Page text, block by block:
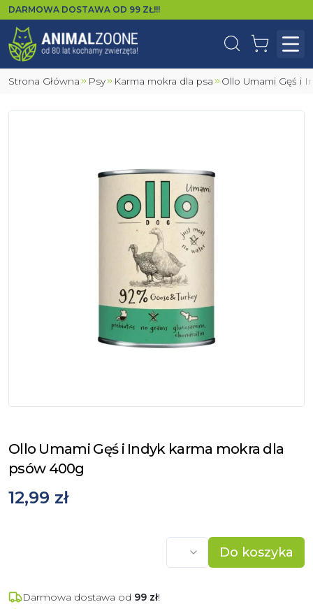
DARMOWA DOSTAWA OD 99 ZŁ!!!
WyszukajKoszyk
Strona Główna Psy Karma mokra dla psa Ollo Umami Gęś
Ollo Umami Gęś i Indyk karma mokra dla
psów 400g
12,99 zł
Do koszyka
Darmowa dostawa od 99 zł!